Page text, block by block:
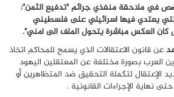
في ملاحقة منفذي جرائم "تدفيع الثمن":
يعتدي فيها اسرائيلي على فلسطيني
كان العكس مباشرةيتحول الملف الى امني".
عن قانون الاعتقالات الذي يسمح للمحاكم اتخاذ
العرب بصورة مختلفة عن المعتقلين اليهود
الإعتقال لتكملة التحقيق ضد المتظاهرين أو
نهاية الإجراءات القانونية .